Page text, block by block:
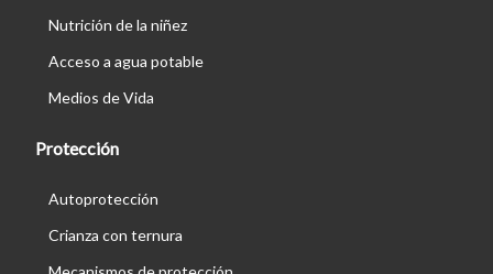
Nutrición de la niñez
Acceso a agua potable
Medios de Vida
Protección
Autoprotección
Crianza con ternura